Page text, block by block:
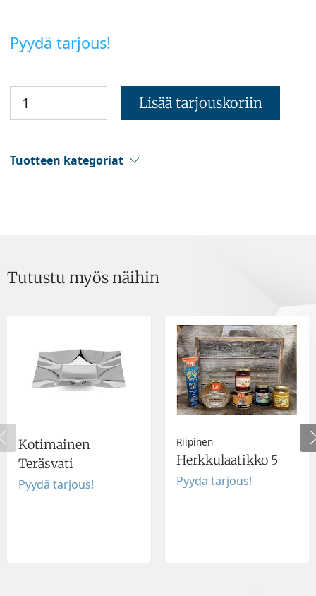
Pyydä tarjous!
Lisää tarjouskoriin
Tuotteen kategoriat
Tutustu myös näihin
Kotimainen
Teräsvati
Pyydä tarjous!
Riipinen
Herkkulaatikko 5
Pyydä tarjous!